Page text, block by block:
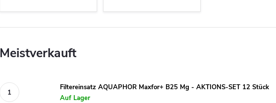
Meistverkauft
Filtereinsatz AQUAPHOR Maxfor+ B25 Mg - AKTIONS-SET 12 Stück
Auf Lager